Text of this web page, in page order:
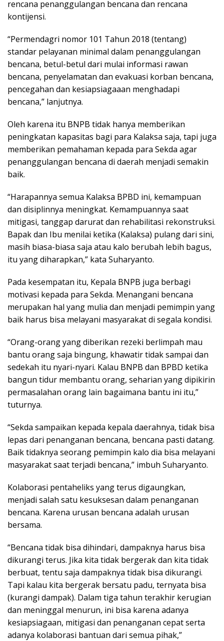
rencana penanggulangan bencana dan rencana
kontijensi.
“Permendagri nomor 101 Tahun 2018 (tentang)
standar pelayanan minimal dalam penanggulangan
bencana, betul-betul dari mulai informasi rawan
bencana, penyelamatan dan evakuasi korban bencana,
pencegahan dan kesiapsiagaaan menghadapi
bencana,” lanjutnya.
Oleh karena itu BNPB tidak hanya memberikan
peningkatan kapasitas bagi para Kalaksa saja, tapi juga
memberikan pemahaman kepada para Sekda agar
penanggulangan bencana di daerah menjadi semakin
baik.
“Harapannya semua Kalaksa BPBD ini, kemampuan
dan disiplinnya meningkat. Kemampuannya saat
mitigasi, tanggap darurat dan rehabilitasi rekonstruksi.
Bapak dan Ibu menilai ketika (Kalaksa) pulang dari sini,
masih biasa-biasa saja atau kalo berubah lebih bagus,
itu yang diharapkan,” kata Suharyanto.
Pada kesempatan itu, Kepala BNPB juga berbagi
motivasi kepada para Sekda. Menangani bencana
merupakan hal yang mulia dan menjadi pemimpin yang
baik harus bisa melayani masyarakat di segala kondisi.
“Orang-orang yang diberikan rezeki berlimpah mau
bantu orang saja bingung, khawatir tidak sampai dan
sedekah itu nyari-nyari. Kalau BNPB dan BPBD ketika
bangun tidur membantu orang, seharian yang dipikirin
permasalahan orang lain bagaimana bantu ini itu,”
tuturnya.
“Sekda sampaikan kepada kepala daerahnya, tidak bisa
lepas dari penanganan bencana, bencana pasti datang.
Baik tidaknya seorang pemimpin kalo dia bisa melayani
masyarakat saat terjadi bencana,” imbuh Suharyanto.
Kolaborasi pentaheliks yang terus digaungkan,
menjadi salah satu kesuksesan dalam penanganan
bencana. Karena urusan bencana adalah urusan
bersama.
“Bencana tidak bisa dihindari, dampaknya harus bisa
dikurangi terus. Jika kita tidak bergerak dan kita tidak
berbuat, tentu saja dampaknya tidak bisa dikurangi.
Tapi kalau kita bergerak bersatu padu, ternyata bisa
(kurangi dampak). Dalam tiga tahun terakhir kerugian
dan meninggal menurun, ini bisa karena adanya
kesiapsiagaan, mitigasi dan penanganan cepat serta
adanya kolaborasi bantuan dari semua pihak,”